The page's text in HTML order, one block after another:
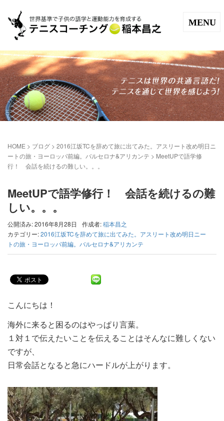
MENU
HOME > ブログ > 2016江坂TCを辞めて旅に出てみた。アスリート改め明日ニ
ートの旅・ヨーロッパ前編。バルセロナ&アリカンテ > MeetUPで語学修
行！ 会話を続けるの難しい。。。
MeetUPで語学修行！ 会話を続けるの難
しい。。。
公開済み: 2016年8月28日 作成者:稲本昌之
カテゴリー:2016江坂TCを辞めて旅に出てみた。アスリート改め明日ニー
トの旅・ヨーロッパ前編。バルセロナ&アリカンテ
こんにちは！
海外に来ると困るのはやっぱり言葉。
１対１で伝えたいことを伝えることはそんなに難しくない
ですが、
日常会話となると急にハードルが上がります。